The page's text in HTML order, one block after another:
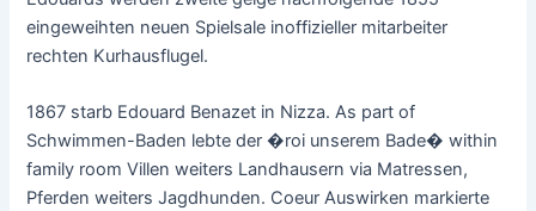
eingeweihten neuen Spielsale inoffizieller mitarbeiter
rechten Kurhausflugel.
1867 starb Edouard Benazet in Nizza. As part of
Schwimmen-Baden lebte der �roi unserem Bade� within
family room Villen weiters Landhausern via Matressen,
Pferden weiters Jagdhunden. Coeur Auswirken markierte